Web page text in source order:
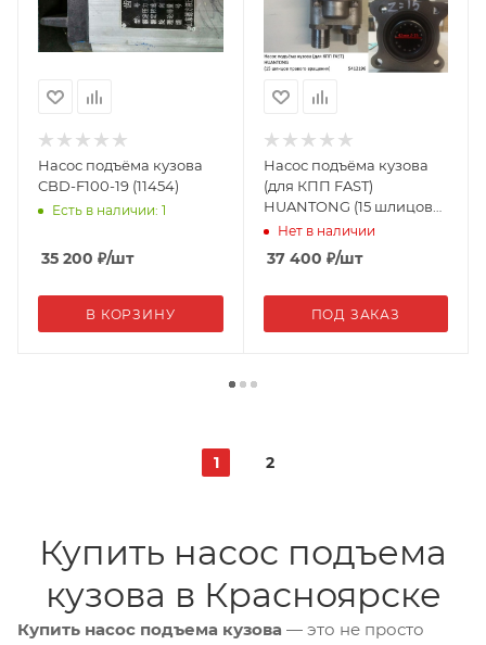
Насос подъёма кузова
CBD-F100-19 (11454)
Есть в наличии: 1
35 200 ₽/шт
В КОРЗИНУ
Насос подъёма кузова
(для КПП FAST)
HUANTONG (15 шлицов
правого вращения)
ZQQ100-00 (12196)
Нет в наличии
37 400 ₽/шт
ПОД ЗАКАЗ
1 2
Купить насос подъема
кузова в Красноярске
Купить насос подъема кузова — это не просто